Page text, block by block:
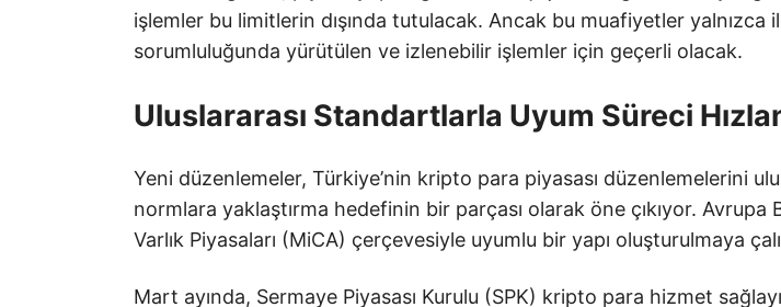
işlemler bu limitlerin dışında tutulacak. Ancak bu muafiyetler yalnızca
sorumluluğunda yürütülen ve izlenebilir işlemler için geçerli olacak.
Uluslararası Standartlarla Uyum Süreci
Yeni düzenlemeler, Türkiye’nin kripto para piyasası düzenlemelerini
normlara yaklaştırma hedefinin bir parçası olarak öne çıkıyor. Avrupa
Varlık Piyasaları (MiCA) çerçevesiyle uyumlu bir yapı oluşturulmaya
Mart ayında, Sermaye Piyasası Kurulu (SPK) kripto para hizmet